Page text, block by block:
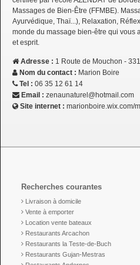
Massages de Bien-Être (FFMBE).
Ayurvédique, Thaï...), Relaxation,
monde du massage bien-être qui vous
et esprit.
Adresse : 1 Route de Mouchon -
Nom du contact : Marion Boire
Tel : 06 35 12 61 14
Email : zenaunaturel@hotmail.com
Site internet : marionboire.wix.com/
Recherches courantes
Livraison à domicile
Vente à emporter
Location vente bateaux
Restaurants Arcachon
Restaurants la Teste-de-Buch
Restaurants Gujan-Mestras